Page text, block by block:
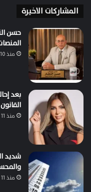
المشاركات الاخيرة
حسن
منذ 10 ساعات
منذ 11 ساعة
شديد
منذ 11 ساعة